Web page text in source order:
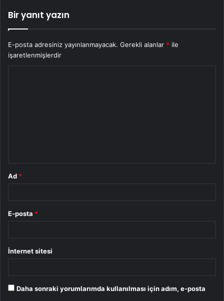
Bir yanıt yazın
E-posta adresiniz yayınlanmayacak. Gerekli alanlar * ile
işaretlenmişlerdir
Ad *
E-posta *
İnternet sitesi
Daha sonraki yorumlarımda kullanılması için adım, e-posta